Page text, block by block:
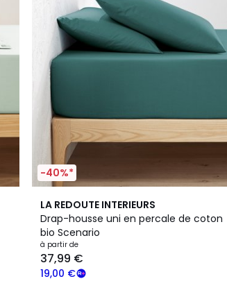
-40%*
LA REDOUTE INTERIEURS
Drap-housse uni en percale de coton
bio Scenario
à partir de
19,00 €
37,99 €
4,4
/ 5
13
Couleurs